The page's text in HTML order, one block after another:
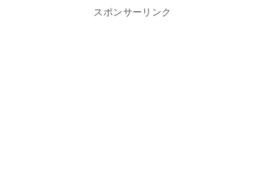
スポンサーリンク